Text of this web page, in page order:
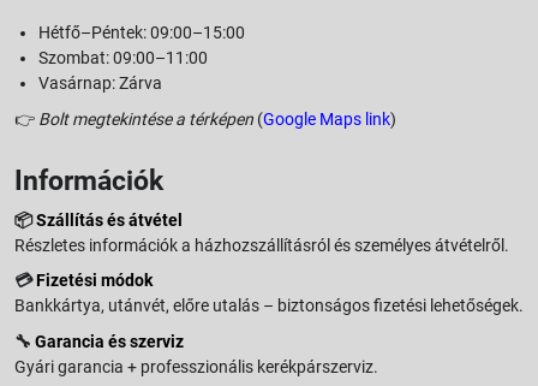
Hétfő–Péntek: 09:00–15:00
Szombat: 09:00–11:00
Vasárnap: Zárva
👉 Bolt megtekintése a térképen (Google Maps link)
Információk
📦Szállítás és átvétel
Részletes információk a házhozszállításról és személyes átvételről.
💳Fizetési módok
Bankkártya, utánvét, előre utalás – biztonságos fizetési lehetőségek.
🔧 Garancia és szerviz
Gyári garancia + professzionális kerékpárszerviz.